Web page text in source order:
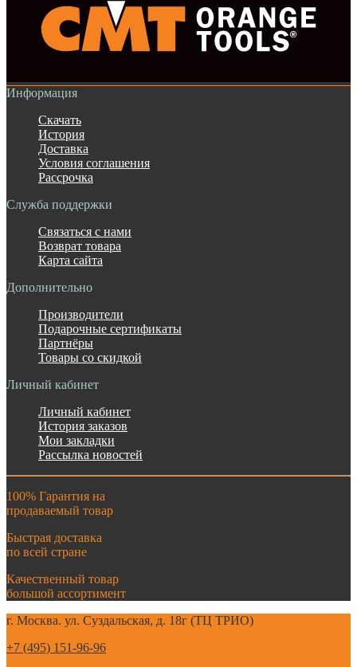
Информация
Скачать
История
Доставка
Условия соглашения
Рассрочка
Служба поддержки
Связаться с нами
Возврат товара
Карта сайта
Дополнительно
Производители
Подарочные сертификаты
Партнёры
Товары со скидкой
Личный кабинет
Личный кабинет
История заказов
Мои закладки
Рассылка новостей
100% Гарантия на
продаваемый товар
Быстрая доставка
по всей стране
Качественный товар
большой ассортимент
г. Москва. ул. Суздальская, д. 18г (ТЦ ТРИО)
+7 (495) 151-96-96